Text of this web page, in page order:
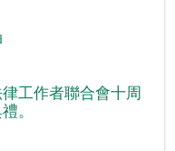
工作者聯合會十周
。